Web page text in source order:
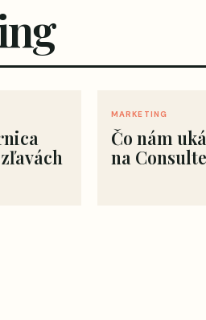
MARKETING
Čo nám
na